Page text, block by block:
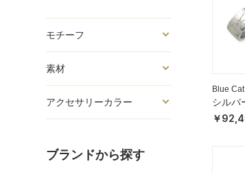
モチーフ
素材
アクセサリーカラー
ブランドから探す
Blue Cat
シルバ